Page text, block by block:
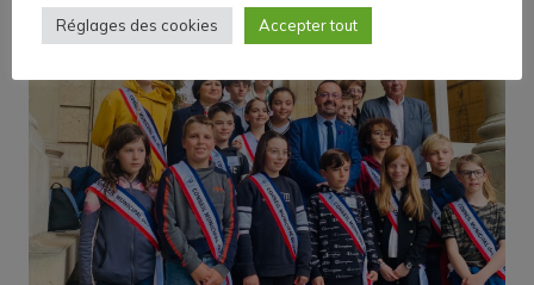
Réglages des cookies Accepter tout